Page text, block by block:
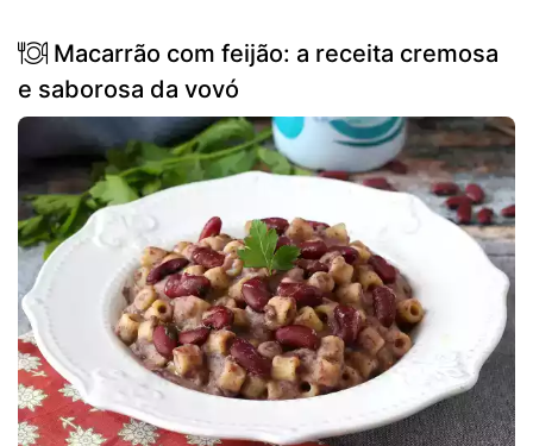
Macarrão com feijão: a receita cremosa
e saborosa da vovó